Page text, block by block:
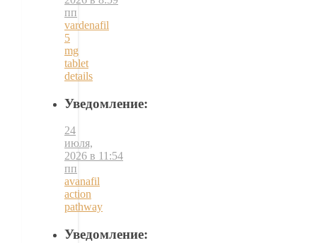
пп
vardenafil
5
mg
tablet
details
Уведомление:
24
июля,
2026 в 11:54
пп
avanafil
action
pathway
Уведомление: